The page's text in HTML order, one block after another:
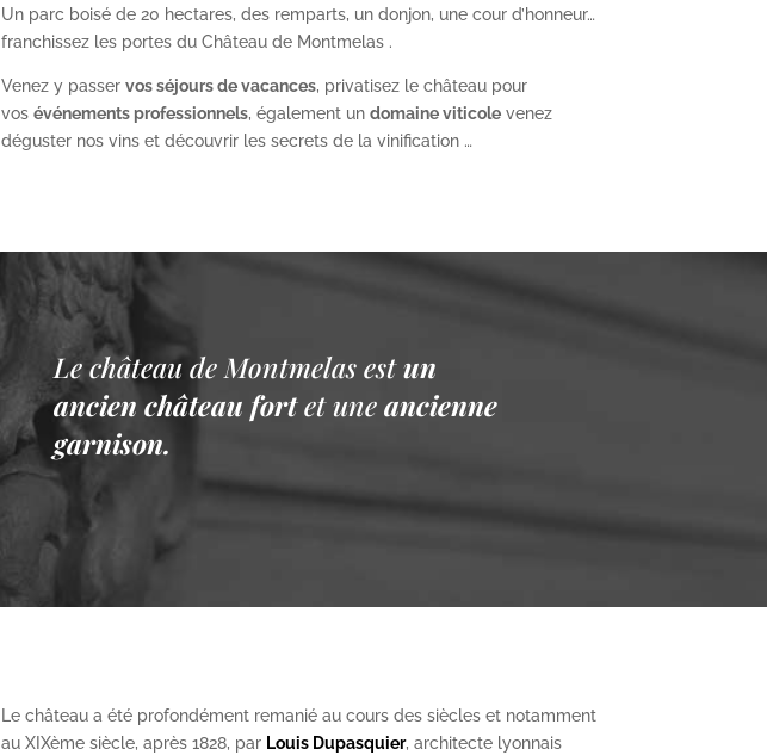
Un parc boisé de 20 hectares, des remparts, un donjon, une cour d’honneur…
franchissez les portes du Château de Montmelas .
Venez y passer vos séjours de vacances, privatisez le château pour
vos événements professionnels, également un domaine viticolevenez
déguster nos vins et découvrir les secrets de la vinification …
Le château de Montmelas est un
ancien château fort et une ancienne
garnison.
Le château a été profondément remanié au cours des siècles et notamment
au XIXèmesiècle, après 1828, par Louis Dupasquier, architecte lyonnais